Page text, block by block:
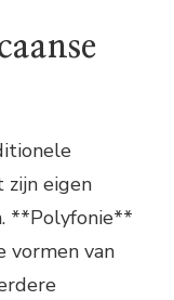
zijn eigen
**Polyfonie**
vormen van